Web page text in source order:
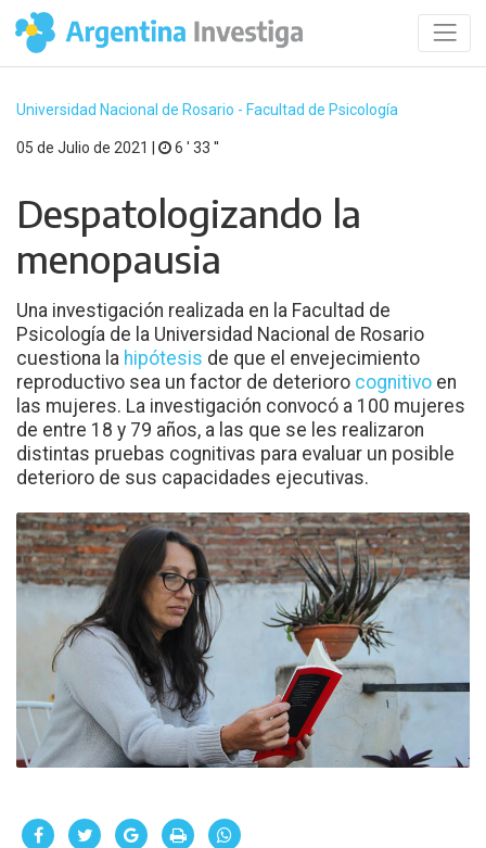
Universidad Nacional de Rosario - Facultad de Psicología
05 de Julio de 2021 | 6 ′ 33 ′′
Despatologizando la
menopausia
Una investigación realizada en la Facultad de
Psicología de la Universidad Nacional de Rosario
cuestiona la hipótesis de que el envejecimiento
reproductivo sea un factor de deterioro cognitivo en
las mujeres. La investigación convocó a 100 mujeres
de entre 18 y 79 años, a las que se les realizaron
distintas pruebas cognitivas para evaluar un posible
deterioro de sus capacidades ejecutivas.